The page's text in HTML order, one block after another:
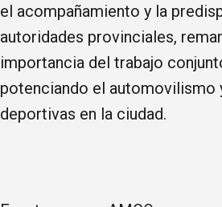
el acompañamiento y la
autoridades provinciales,
importancia del trabajo
potenciando el automovilismo
deportivas en la ciudad.